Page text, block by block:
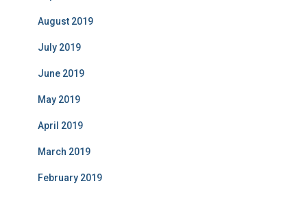
August 2019
July 2019
June 2019
May 2019
April 2019
March 2019
February 2019